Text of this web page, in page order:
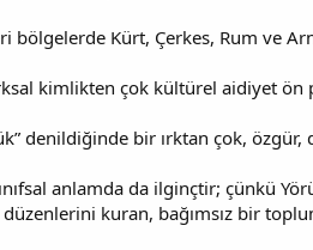
bölgelerde Kürt, Çerkes, Rum ve
kimlikten çok kültürel aidiyet ön
denildiğinde bir ırktan çok,
anlamda da ilginçtir; çünkü
kuran, bağımsız bir